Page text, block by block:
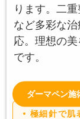
ります。二
など多彩な
応。理想の
です。
ダーマペン施
極細針で肌